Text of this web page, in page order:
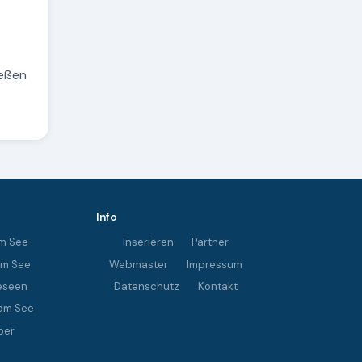
See
See
See
Info
Inserieren
Partner
Webmaster
Impressum
Datenschutz
Kontakt